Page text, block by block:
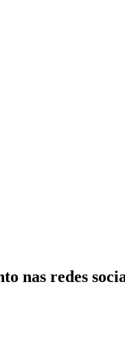
nas redes